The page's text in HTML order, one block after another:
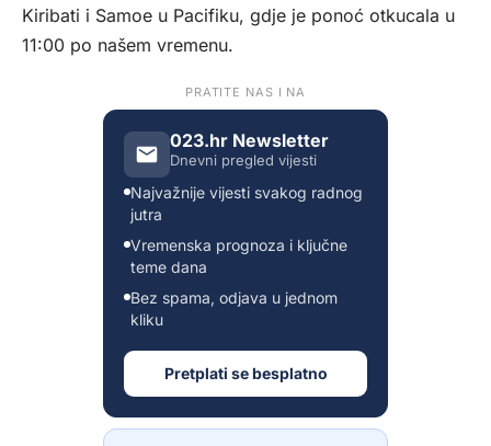
Kiribati i Samoe u Pacifiku, gdje je ponoć otkucala u
11:00 po našem vremenu.
PRATITE NAS I NA
023.hr Newsletter
Dnevni pregled vijesti
Najvažnije vijesti svakog radnog
jutra
Vremenska prognoza i ključne
teme dana
Bez spama, odjava u jednom
kliku
Pretplati se besplatno